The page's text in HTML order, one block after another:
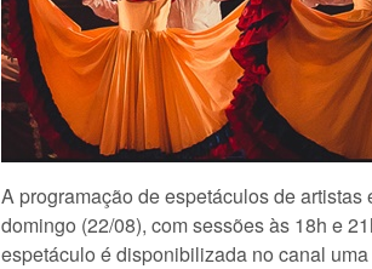
A programação de espetáculos de
domingo (22/08), com sessões às 18h e
espetáculo é disponibilizada no canal